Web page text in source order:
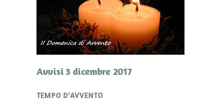
Avvisi 3 dicembre 2017
TEMPO D’AVVENTO